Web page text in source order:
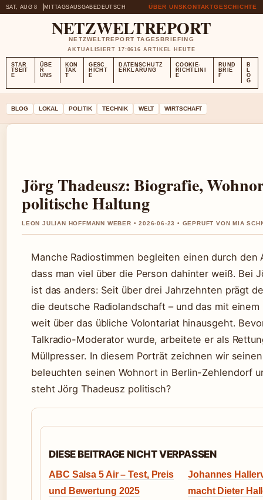
SAT, AUG 8 MITTAGSAUSGABEDEUTSCH ÜBER UNSKONTAKTGESCHICHTE
NETZWELTREPORT
NETZWELTREPORT TAGESBRIEFING
AKTUALISIERT 17:0616 ARTIKEL HEUTE
STAR
TSEIT
E
ÜBE
R
UNS
KON
TAK
T
GESC
HICHT
E
DATENSCHUTZ
ERKLÄRUNG
COOKIE-
RICHTLINI
E
RUND
BRIE
F
B
L
O
G
BLOG LOKAL POLITIK TECHNIK WELT WIRTSCHAFT
Jörg Thadeusz: Biografie,
politische Haltung
LEON JULIAN HOFFMANN WEBER • 2026-06-23 • GEPRUFT VON MIA
Manche Radiostimmen begleiten einen durch den
dass man viel über die Person dahinter weiß. Bei
ist das anders: Seit über drei Jahrzehnten prägt
die deutsche Radiolandschaft – und das mit
weit über das übliche Volontariat hinausgeht.
Talkradio-Moderator wurde, arbeitete er als
Müllpresser. In diesem Porträt zeichnen wir
beleuchten seinen Wohnort in Berlin-Zehlendorf
steht Jörg Thadeusz politisch?
DIESE BEITRAGE NICHT VERPASSEN
ABC Salsa 5 Air – Test, Preis
und Bewertung 2025
Johannes
macht Dieter